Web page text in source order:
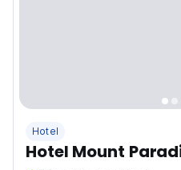
Hotel
Hotel Mount